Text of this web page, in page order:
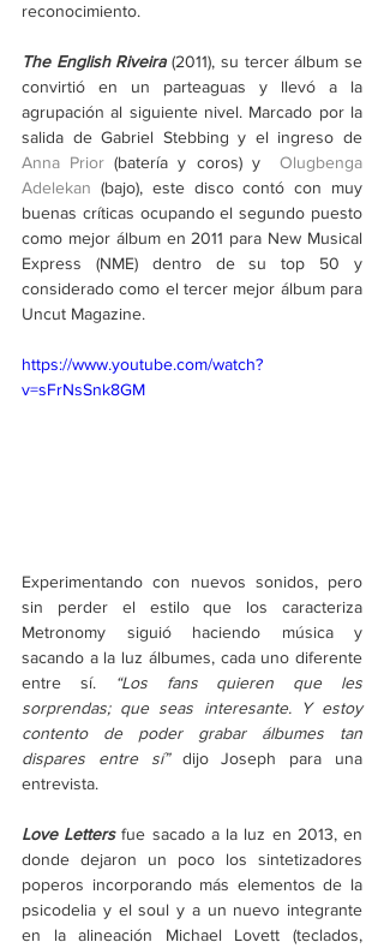
reconocimiento.
The English Riveira (2011), su tercer álbum se
convirtió en un parteaguas y llevó a la
agrupación al siguiente nivel. Marcado por la
Anna Prior (batería y coros) y Olugbenga
Adelekan (bajo), este disco contó con muy
buenas críticas ocupando el segundo puesto
como mejor álbum en 2011 para New Musical
Express (NME) dentro de su top 50 y
considerado como el tercer mejor álbum para
Uncut Magazine.
https://www.youtube.com/watch?
v=sFrNsSnk8GM
Experimentando con nuevos sonidos, pero
sin perder el estilo que los caracteriza
Metronomy siguió haciendo música y
sacando a la luz álbumes, cada uno diferente
entre sí.
“Los fans quieren que les
sorprendas; que seas interesante. Y estoy
contento de poder grabar álbumes tan
dispares entre sí” dijo Joseph para una
entrevista.
Love Letters fue sacado a la luz en 2013, en
donde dejaron un poco los sintetizadores
poperos incorporando más elementos de la
psicodelia y el soul y a un nuevo integrante
en la alineación Michael Lovett (teclados,